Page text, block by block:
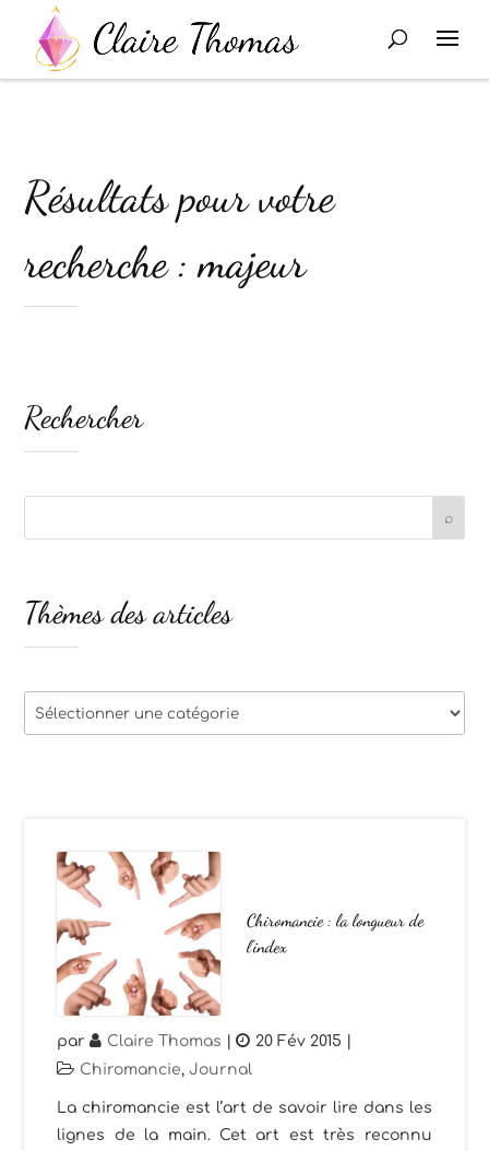
Résultats pour votre
recherche : majeur
Chiromancie : la longueur de
l’index
par Claire Thomas | 20 Fév 2015 |
Chiromancie,Journal
La chiromancie est l’art de savoir lire dans les
lignes de la main. Cet art est très reconnu
Rechercher
Thèmes des articles
Thèmes
des